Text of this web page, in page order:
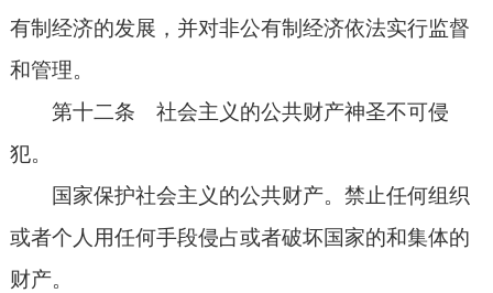
有制经济的发展，并对非公有制经济依法实行监督
和管理。
第十二条 社会主义的公共财产神圣不可侵
犯。
国家保护社会主义的公共财产。禁止任何组织
或者个人用任何手段侵占或者破坏国家的和集体的
财产。